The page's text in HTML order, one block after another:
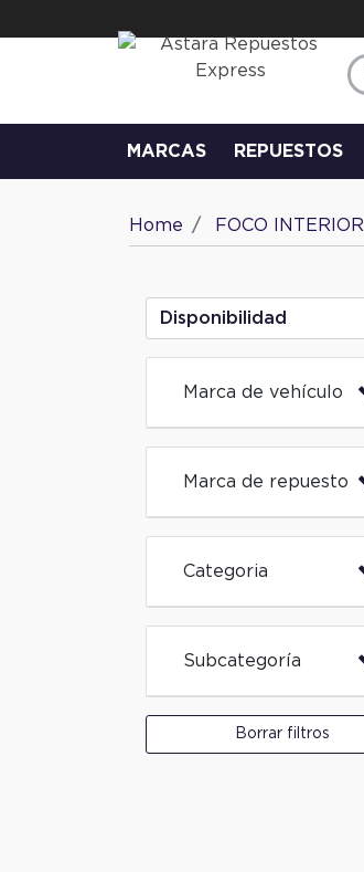
MARCAS REPUESTOS
Home FOCO INTERIOR
Marca de vehículo
Marca de repuesto
Categoria
Subcategoría
Borrar filtros